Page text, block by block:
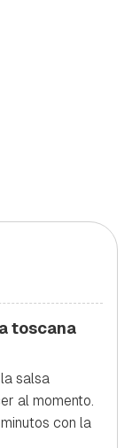
toscana
salsa
al momento.
con la